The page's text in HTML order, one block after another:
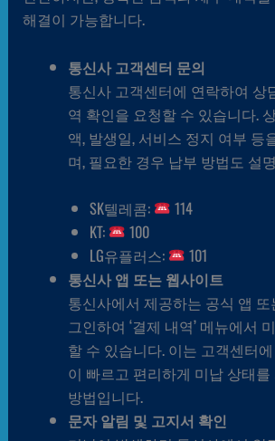
해결이 가능합니다.
통신사 고객센터 문의
통신사 고객센터에 연락하여 상
역 확인을 요청할 수 있습니다.
액, 발생일, 서비스 정지 여부 등
며, 필요한 경우 납부 방법도 설
SK텔레콤:
114
KT:
100
LG유플러스:
101
통신사 앱 또는 웹사이트
통신사에서 제공하는 공식 앱
그인하여 ‘결제 내역’ 메뉴에서
할 수 있습니다. 이는 고객센터
이 빠르고 편리하게 미납 상태
방법입니다.
문자 알림 및 고지서 확인